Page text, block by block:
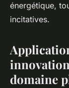
énergétique,
incitatives.
domaine